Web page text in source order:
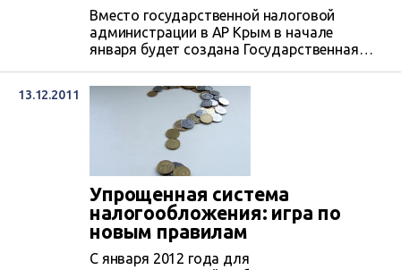
Вместо государственной налоговой
администрации в АР Крым в начале
января будет создана Государственная
13.12.2011
Упрощенная система
налогообложения: игра по
новым правилам
С января 2012 года для